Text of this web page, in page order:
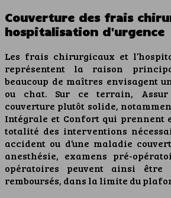
Couverture des frais
hospitalisation d'urgence
Les frais chirurgicaux et
représentent la raison
beaucoup de maîtres envisagent
ou chat. Sur ce terrain, Assur
couverture plutôt solide,
Intégrale et Confort qui prennent
totalité des interventions
accident ou d’une maladie
anesthésie, examens pré-
opératoires peuvent ainsi
remboursés, dans la limite du